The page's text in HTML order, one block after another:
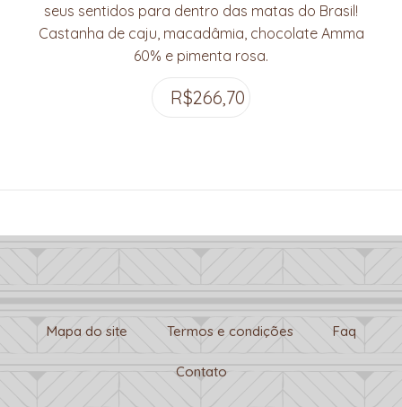
seus sentidos para dentro das matas do Brasil!
Castanha de caju, macadâmia, chocolate Amma
60% e pimenta rosa.
R$266,70
Mapa do site Termos e condições Faq
Contato